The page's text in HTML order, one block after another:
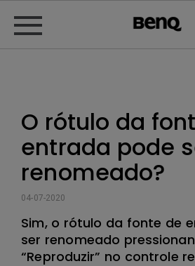
O rótulo da
entrada pode
renomeado?
04-07-2020
Sim, o rótulo da fonte de
ser renomeado
“Reproduzir” no controle